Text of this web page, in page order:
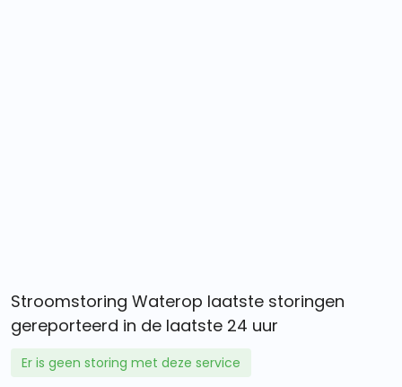
Stroomstoring Waterop laatste storingen
gereporteerd in de laatste 24 uur
Er is geen storing met deze service